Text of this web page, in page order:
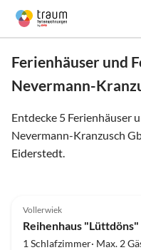
Ferienhäuser und
Nevermann-
Entdecke 5 Ferienhäuser
Nevermann-Kranzusch
Eiderstedt.
Vollerwiek
Reihenhaus "Lüttdöns"
1 Schlafzimmer· Max. 2